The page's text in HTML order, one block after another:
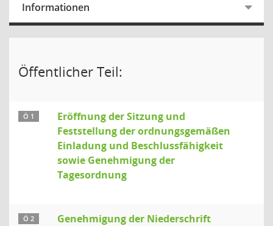
Informationen
Öffentlicher Teil:
Ö 1
Eröffnung der Sitzung und
Feststellung der ordnungsgemäßen
Einladung und Beschlussfähigkeit
sowie Genehmigung der
Tagesordnung
Ö 2
Genehmigung der Niederschrift